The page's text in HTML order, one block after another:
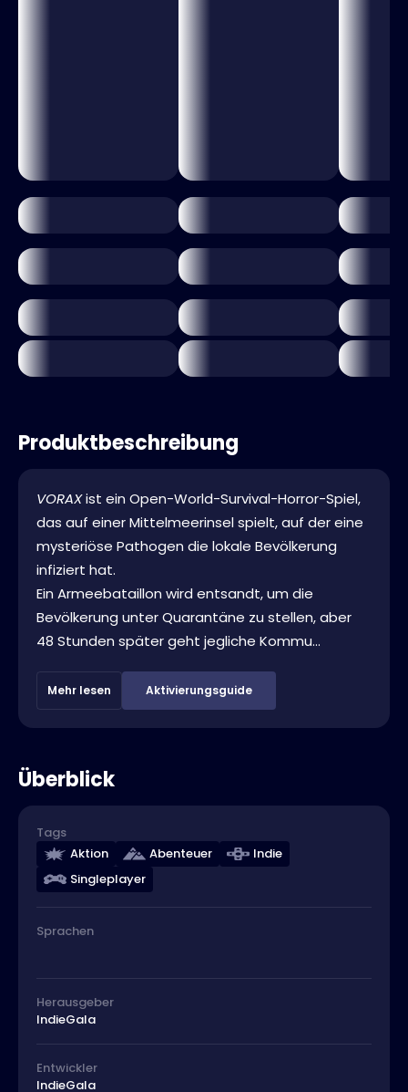
Produktbeschreibung
VORAXist ein Open-World-Survival-Horror-Spiel,
das auf einer Mittelmeerinsel spielt, auf der eine
mysteriöse Pathogen die lokale Bevölkerung
infiziert hat.
Ein Armeebataillon wird entsandt, um die
Bevölkerung unter Quarantäne zu stellen, aber
48 Stunden später geht jegliche Kommu...
Mehr lesen Aktivierungsguide
Überblick
Tags
Aktion
Abenteuer
Indie
Singleplayer
Sprachen
Herausgeber
IndieGala
Entwickler
IndieGala